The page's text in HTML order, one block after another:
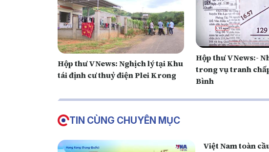
Hộp thư VNews: Nghịch lý tại Khu
tái định cư thuỷ điện Plei Krong
Hộp thư VNews:-
trong vụ tranh
Bình
TIN CÙNG CHUYÊN MỤC
Việt Nam toàn